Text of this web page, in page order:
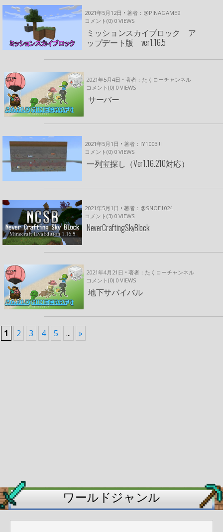
2021年5月12日 • 著者：@PINAGAME9
コメント(0) 0 VIEWS
ミッションスカイブロック ア
ップデート版 ver1.16.5
2021年5月4日 • 著者：たくローチャンネル
コメント(0) 0 VIEWS
サーバー
2021年5月1日 • 著者：IY1003 !!
コメント(0) 0 VIEWS
一列宝探し（Ver1.16.210対応）
2021年5月1日 • 著者：@SNOE1024
コメント(3) 0 VIEWS
NeverCraftingSkyBlock
2021年4月21日 • 著者：たくローチャンネル
コメント(0) 0 VIEWS
地下サバイバル
1 2 3 4 5 ... »
ワールドジャンル